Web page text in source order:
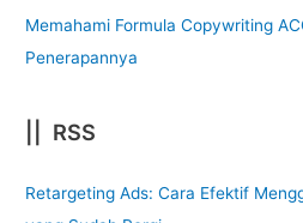
Memahami Formula Copywriting
Penerapannya
|| RSS
Retargeting Ads: Cara Efektif